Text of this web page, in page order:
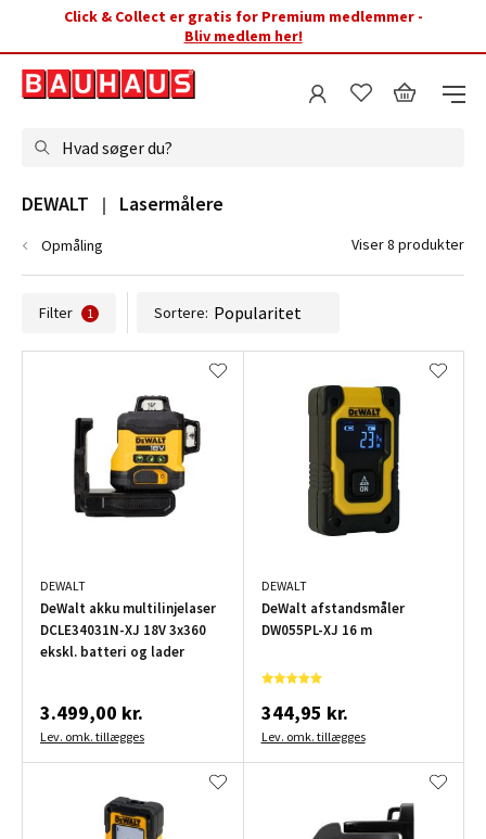
Click & Collect er gratis for Premium medlemmer -
Bliv medlem her!
Hvad søger du?
Filter 1 Sortere:
DEWALT
DeWalt akku multilinjelaser
DCLE34031N-XJ 18V 3x360
ekskl. batteri og lader
3.499,00 kr.
Lev. omk. tillægges
DEWALT
DeWalt afstandsmåler
DW055PL-XJ 16 m
344,95 kr.
Lev. omk. tillægges
DEWALT   |   Lasermålere
Opmåling Viser 8 produkter